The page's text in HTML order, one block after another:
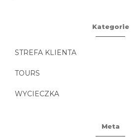
Kategorie
STREFA KLIENTA
TOURS
WYCIECZKA
Meta